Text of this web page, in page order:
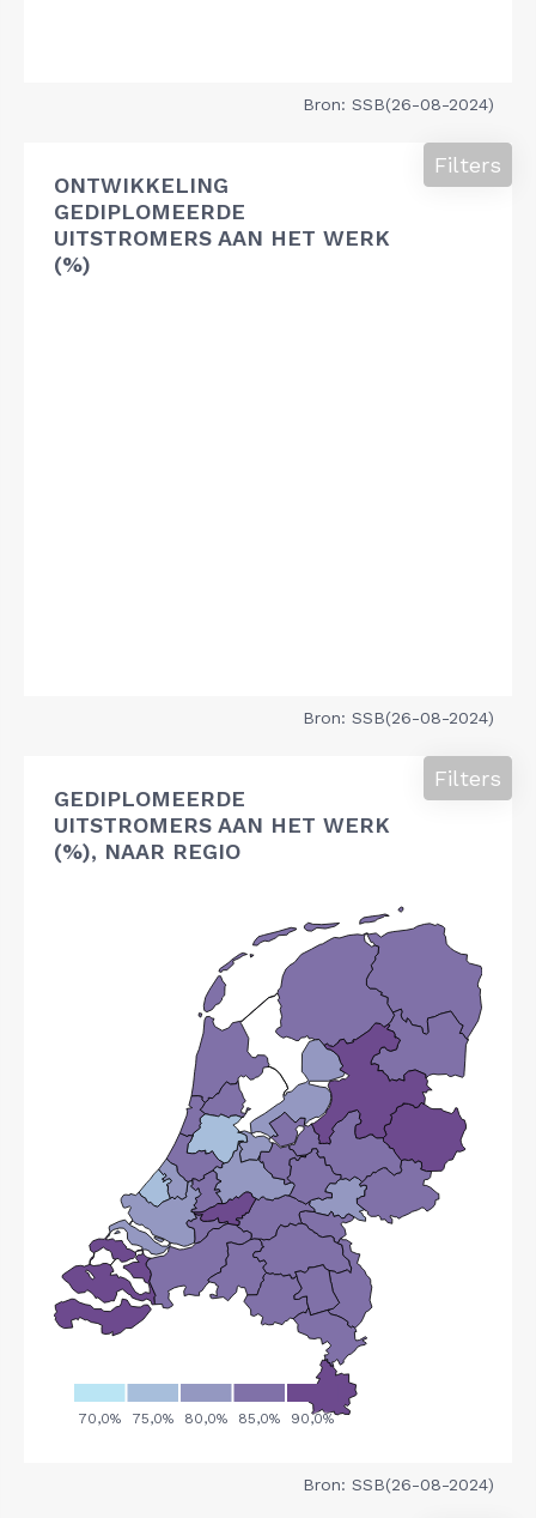
Bron: SSB(26-08-2024)
ONTWIKKELING
GEDIPLOMEERDE
UITSTROMERS AAN HET WERK
(%)
Filters
Bron: SSB(26-08-2024)
GEDIPLOMEERDE
UITSTROMERS AAN HET WERK
(%), NAAR REGIO
Filters
Bron: SSB(26-08-2024)